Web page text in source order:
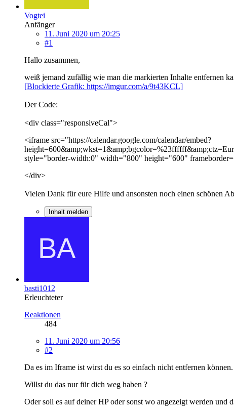
Vogtei
Anfänger
11. Juni 2020 um 20:25
#1
Hallo zusammen,
weiß jemand zufällig wie man die markierten Inhalte entfernen
[Blockierte Grafik: https://imgur.com/a/9t43KCL]
Der Code:
<div class="responsiveCal">
<iframe src="https://calendar.google.com/calendar/embed?
style="border-width:0" width="800" height="600"
</div>
Vielen Dank für eure Hilfe und ansonsten noch einen schönen
Inhalt melden
basti1012
Erleuchteter
Reaktionen
484
11. Juni 2020 um 20:56
#2
Da es im Iframe ist wirst du es so einfach nicht entfernen können.
Willst du das nur für dich weg haben ?
Oder soll es auf deiner HP oder sonst wo angezeigt werden und